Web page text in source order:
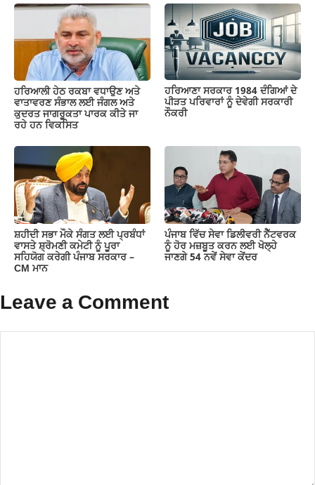
ਹਰਿਆਲੀ ਹੇਠ ਰਕਬਾ ਵਧਾਉਣ ਅਤੇ
ਵਾਤਾਵਰਣ ਸੰਭਾਲ ਲਈ ਜੰਗਲ ਅਤੇ
ਕੁਦਰਤ ਜਾਗਰੂਕਤਾ ਪਾਰਕ ਕੀਤੇ ਜਾ
ਰਹੇ ਹਨ ਵਿਕਸਿਤ
ਹਰਿਆਣਾ ਸਰਕਾਰ 1984 ਦੰਗਿਆਂ ਦੇ
ਪੀੜਤ ਪਰਿਵਾਰਾਂ ਨੂੰ ਦੇਵੇਗੀ ਸਰਕਾਰੀ
ਨੌਕਰੀ
ਸ਼ਹੀਦੀ ਸਭਾ ਮੌਕੇ ਸੰਗਤ ਲਈ ਪ੍ਰਬੰਧਾਂ
ਵਾਸਤੇ ਸ਼੍ਰੋਮਣੀ ਕਮੇਟੀ ਨੂੰ ਪੂਰਾ
ਸਹਿਯੋਗ ਕਰੇਗੀ ਪੰਜਾਬ ਸਰਕਾਰ –
CM ਮਾਨ
ਪੰਜਾਬ ਵਿੱਚ ਸੇਵਾ ਡਿਲੀਵਰੀ ਨੈੱਟਵਰਕ
ਨੂੰ ਹੋਰ ਮਜ਼ਬੂਤ ਕਰਨ ਲਈ ਖੋਲ੍ਹੇ
ਜਾਣਗੇ 54 ਨਵੇਂ ਸੇਵਾ ਕੇਂਦਰ
Leave a Comment